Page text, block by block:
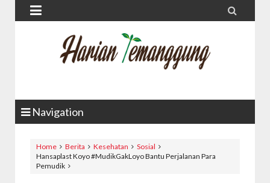
 
Navigation
Home Berita Kesehatan
Sosial
Hansaplast Koyo #MudikGakLoyo Bantu Perjalanan Para
Pemudik